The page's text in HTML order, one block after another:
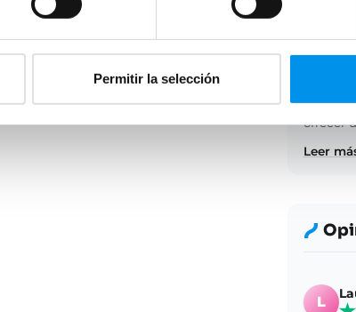
Permitir la selección
su
ofrecer
Leer
L